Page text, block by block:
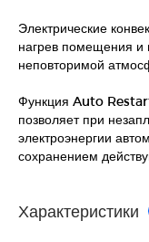
Электрические
нагрев помещения и
неповторимой
Функция Auto
позволяет при
электроэнергии
сохранением
Характеристики